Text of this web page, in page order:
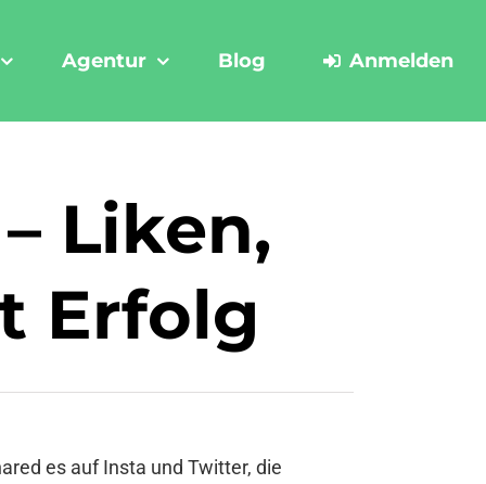
Agentur Blog Anmelden
Liken,
Erfolg
es auf Insta und Twitter, die